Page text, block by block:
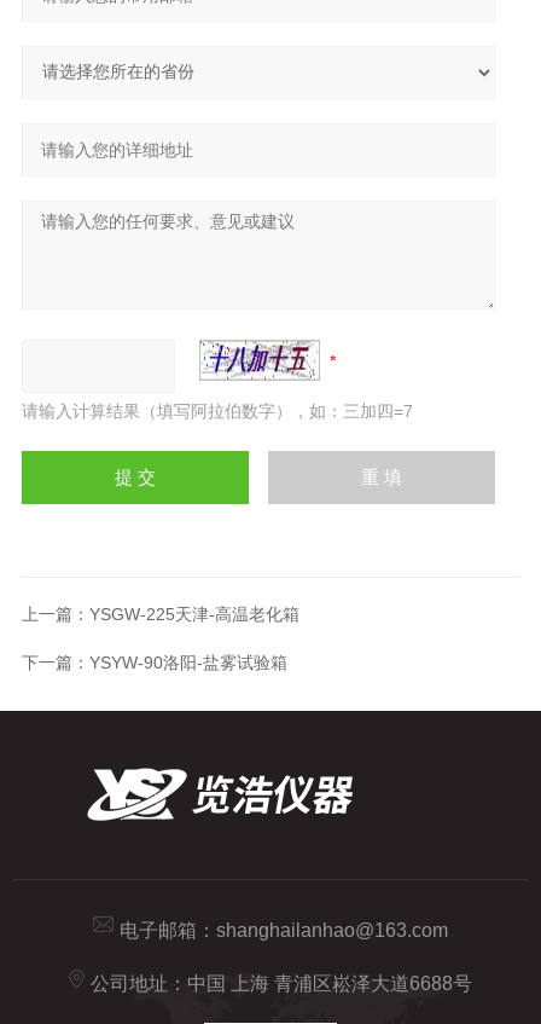
请输入计算结果（填写阿拉伯数字），如：三加四=7
上一篇： YSGW-225天津-高温老化箱
下一篇： YSYW-90洛阳-盐雾试验箱
电子邮箱： shanghailanhao@163.com
公司地址：中国 上海 青浦区崧泽大道6688号